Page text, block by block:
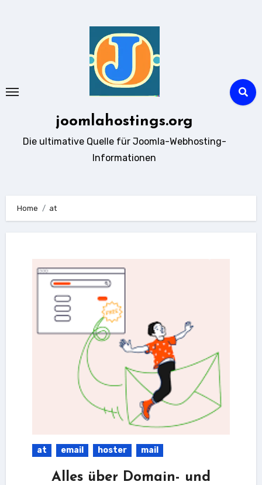
joomlahostings.org
Die ultimative Quelle für Joomla-Webhosting-
Informationen
Home at
at email hoster mail
Alles über Domain- und